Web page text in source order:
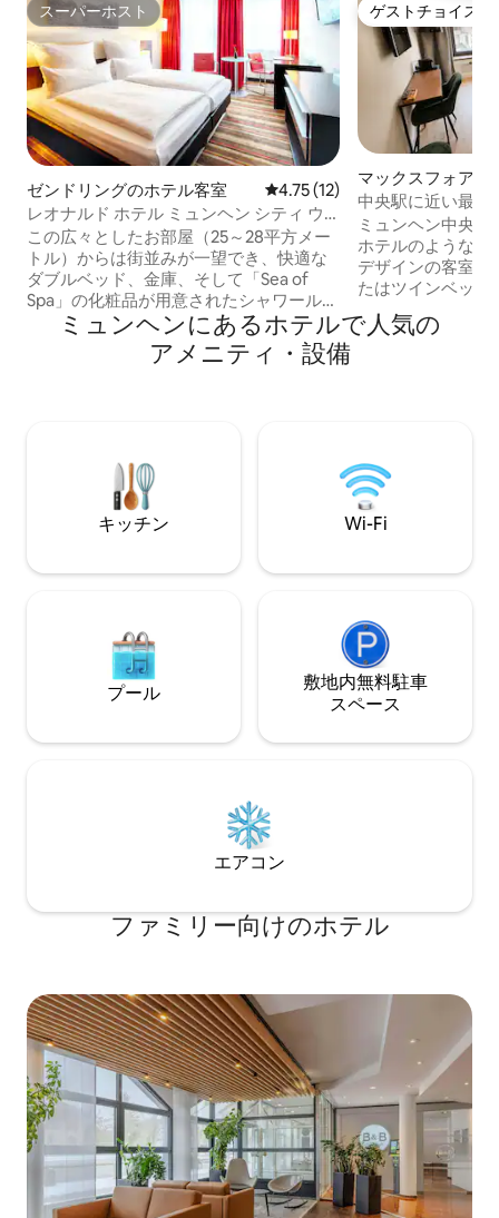
スーパーホスト
スーパーホスト
ゼンドリングのホテル客室 レビュー12件、5つ星中4.75つ
4.75 (12)
レオナルド ホテル ミュンヘン シティ ウ
ェストのコンフォートルーム
この広々としたお部屋（25～28平方メー
トル）からは街並みが一望でき、快適な
ダブルベッド、金庫、そして「Sea of
Spa」の化粧品が用意されたシャワールー
ムが備わっています。その他のアメニテ
ィ・設備には、ヘアドライヤー、化粧用
ミラー、ミニバー、コーヒー・紅茶メー
ンを備えた32インチHD薄型テレビでエン
ターテインメントをお楽しみください。
お部屋には、お客様の利便性のために無
料のボトルウォーターと電話もご用意し
ゲストチョイス
ゲストチョイス
マックスフォアシ
ホテル客室
中央駅に近い最高
新しく改装
ミュンヘン中央駅
ホテルのような快
デザインの客室。 キングサイズベッドま
たはツインベッド
を備えた1～2名
専用バスルーム ✔
ミュンヘンにあるホ⁠テ⁠ル⁠で人⁠気⁠の
ア⁠メ⁠ニ⁠テ⁠ィ⁠・設⁠備
キッチン Wi-Fi
プール
敷地内無料駐⁠車
ス⁠ペ⁠ー⁠ス
エアコン
ファミリー向⁠け⁠のホ⁠テ⁠ル